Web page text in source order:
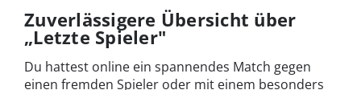
Zuverlässigere Übersicht über
„Letzte Spieler"
Du hattest online ein spannendes Match gegen
einen fremden Spieler oder mit einem besonders